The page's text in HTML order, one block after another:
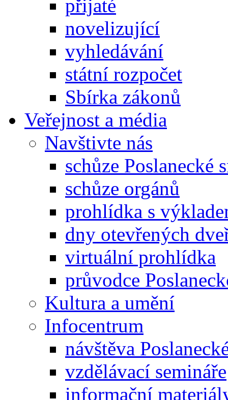
přijaté
novelizující
vyhledávání
státní rozpočet
Sbírka zákonů
Veřejnost a média
Navštivte nás
schůze Poslanecké
schůze orgánů
prohlídka s
dny otevřených
virtuální prohlídka
průvodce
Kultura a umění
Infocentrum
návštěva
vzdělávací semináře
informační